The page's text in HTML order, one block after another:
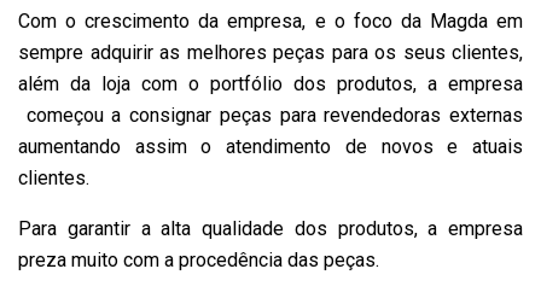
Com o crescimento da empresa, e o foco da Magda em
sempre adquirir as melhores peças para os seus clientes,
além da loja com o portfólio dos produtos, a empresa
começou a consignar peças para revendedoras externas
aumentando assim o atendimento de novos e atuais
clientes.
Para garantir a alta qualidade dos produtos, a empresa
preza muito com a procedência das peças.